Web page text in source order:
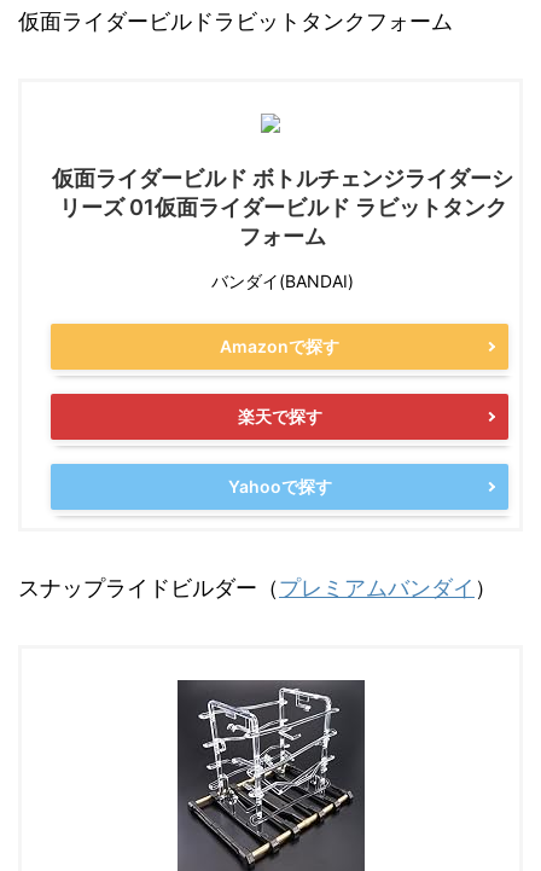
仮面ライダービルドラビットタンクフォーム
仮面ライダービルド ボトルチェンジライダーシ
リーズ 01仮面ライダービルド ラビットタンク
フォーム
バンダイ(BANDAI)
Amazonで探す
楽天で探す
Yahooで探す
スナップライドビルダー（プレミアムバンダイ ）